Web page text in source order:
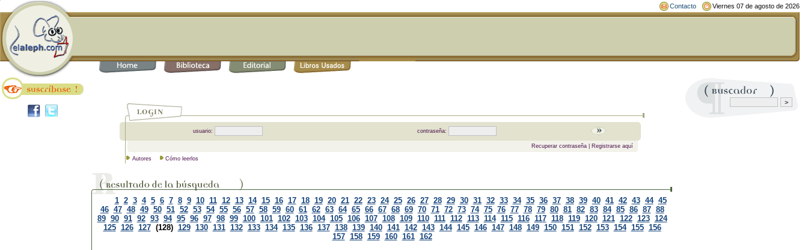
Contacto Viernes 07 de agosto de 2026
usuario: contraseña:
Recuperar contraseña| Registrarse aquí
Autores Cómo leerlos
1 2 3 4 5 6 7 8 9 10 11 12 13 14 15 16 17 18 19 20 21 22 23 24 25 26 27 28 29 30 31 32 33 34 35 36 37 38 39 40 41 42 43 44 45
46 47 48 49 50 51 52 53 54 55 56 57 58 59 60 61 62 63 64 65 66 67 68 69 70 71 72 73 74 75 76 77 78 79 80 81 82 83 84 85 86 87 88
89 90 91 92 93 94 95 96 97 98 99 100 101 102 103 104 105 106 107 108 109 110 111 112 113 114 115 116 117 118 119 120 121 122 123 124
125 126 127 (128) 129 130 131 132 133 134 135 136 137 138 139 140 141 142 143 144 145 146 147 148 149 150 151 152 153 154 155 156
157 158 159 160 161 162